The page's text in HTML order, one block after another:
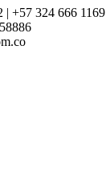
| +57 324 666 1169